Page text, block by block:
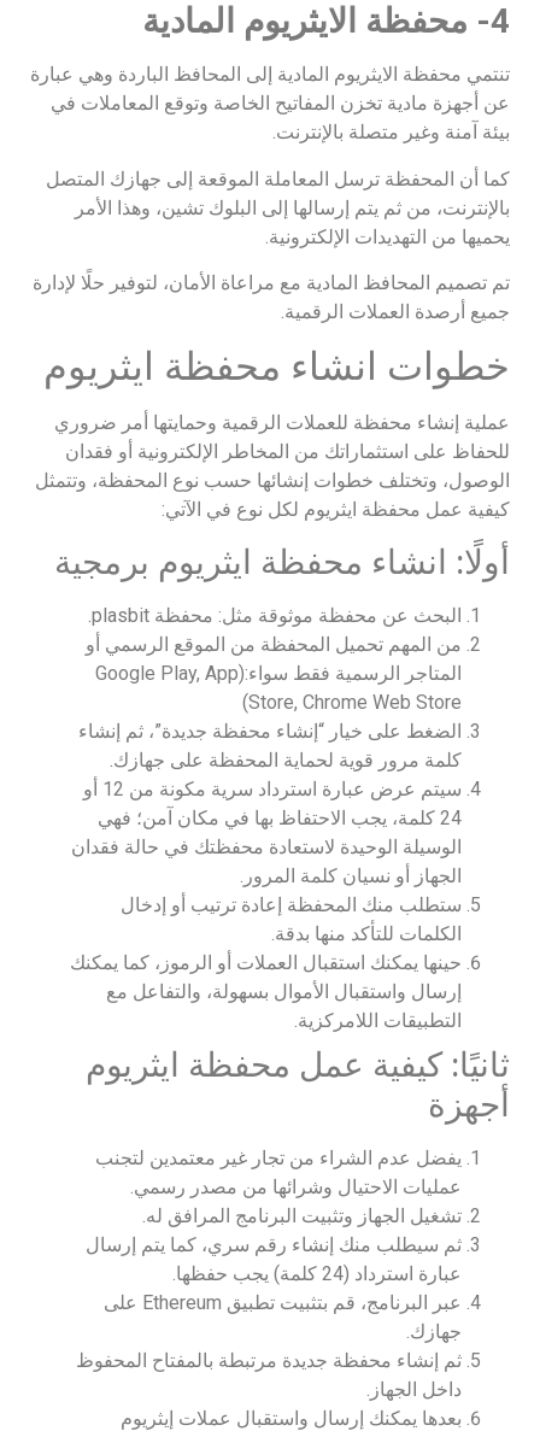
4- محفظة الايثريوم المادية
تنتمي محفظة الايثريوم المادية إلى المحافظ الباردة وهي عبارة
عن أجهزة مادية تخزن المفاتيح الخاصة وتوقع المعاملات في
بيئة آمنة وغير متصلة بالإنترنت.
كما أن المحفظة ترسل المعاملة الموقعة إلى جهازك المتصل
بالإنترنت، من ثم يتم إرسالها إلى البلوك تشين، وهذا الأمر
يحميها من التهديدات الإلكترونية.
تم تصميم المحافظ المادية مع مراعاة الأمان، لتوفير حلًا لإدارة
جميع أرصدة العملات الرقمية.
خطوات انشاء محفظة ايثريوم
عملية إنشاء محفظة للعملات الرقمية وحمايتها أمر ضروري
للحفاظ على استثماراتك من المخاطر الإلكترونية أو فقدان
الوصول، وتختلف خطوات إنشائها حسب نوع المحفظة، وتتمثل
كيفية عمل محفظة ايثريوم لكل نوع في الآتي:
أولًا: انشاء محفظة ايثريوم برمجية
البحث عن محفظة موثوقة مثل: محفظة plasbit.
من المهم تحميل المحفظة من الموقع الرسمي أو
المتاجر الرسمية فقط سواء:(Google Play, App
Store, Chrome Web Store)
الضغط على خيار “إنشاء محفظة جديدة”، ثم إنشاء
كلمة مرور قوية لحماية المحفظة على جهازك.
سيتم عرض عبارة استرداد سرية مكونة من 12 أو
24 كلمة، يجب الاحتفاظ بها في مكان آمن؛ فهي
الوسيلة الوحيدة لاستعادة محفظتك في حالة فقدان
الجهاز أو نسيان كلمة المرور.
ستطلب منك المحفظة إعادة ترتيب أو إدخال
الكلمات للتأكد منها بدقة.
حينها يمكنك استقبال العملات أو الرموز، كما يمكنك
إرسال واستقبال الأموال بسهولة، والتفاعل مع
التطبيقات اللامركزية.
ثانيًا: كيفية عمل محفظة ايثريوم
أجهزة
يفضل عدم الشراء من تجار غير معتمدين لتجنب
عمليات الاحتيال وشرائها من مصدر رسمي.
تشغيل الجهاز وتثبيت البرنامج المرافق له.
ثم سيطلب منك إنشاء رقم سري، كما يتم إرسال
عبارة استرداد (24 كلمة) يجب حفظها.
عبر البرنامج، قم بتثبيت تطبيق Ethereum على
جهازك.
ثم إنشاء محفظة جديدة مرتبطة بالمفتاح المحفوظ
داخل الجهاز.
بعدها يمكنك إرسال واستقبال عملات إيثريوم